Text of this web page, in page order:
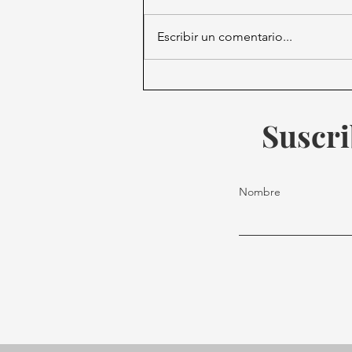
afecta a miles en México y el
Escribir un comentario...
Nombre